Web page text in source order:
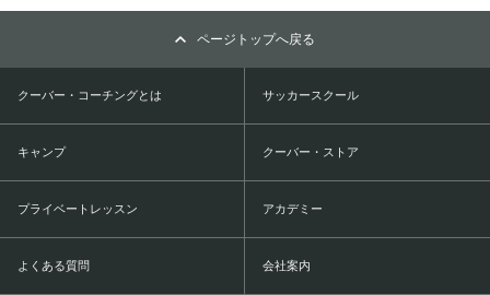
ページトップへ戻る
クーバー・コーチングとは サッカースクール
キャンプ クーバー・ストア
プライベートレッスン アカデミー
よくある質問 会社案内